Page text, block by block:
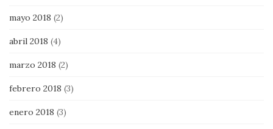
mayo 2018 (2)
abril 2018 (4)
marzo 2018 (2)
febrero 2018 (3)
enero 2018 (3)